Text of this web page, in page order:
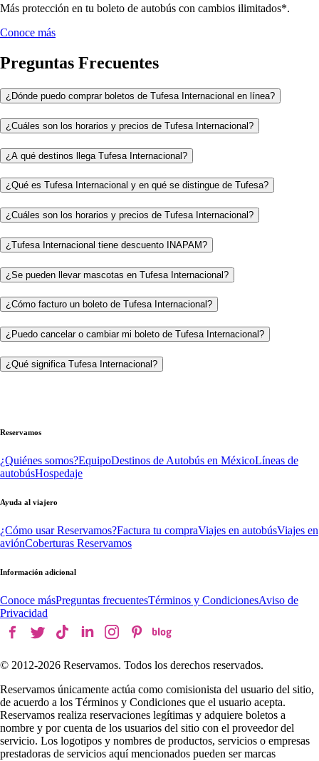
Más protección en tu boleto de autobús con cambios ilimitados*.
Conoce más
Preguntas Frecuentes
¿Dónde puedo comprar boletos de Tufesa Internacional en línea?
¿Cuáles son los horarios y precios de Tufesa Internacional?
¿A qué destinos llega Tufesa Internacional?
¿Qué es Tufesa Internacional y en qué se distingue de Tufesa?
¿Cuáles son los horarios y precios de Tufesa Internacional?
¿Tufesa Internacional tiene descuento INAPAM?
¿Se pueden llevar mascotas en Tufesa Internacional?
¿Cómo facturo un boleto de Tufesa Internacional?
¿Puedo cancelar o cambiar mi boleto de Tufesa Internacional?
¿Qué significa Tufesa Internacional?
Reservamos
¿Quiénes somos?EquipoDestinos de Autobús en MéxicoLíneas de
autobúsHospedaje
Ayuda al viajero
¿Cómo usar Reservamos?Factura tu compraViajes en autobúsViajes en
aviónCoberturas Reservamos
Información adicional
Conoce másPreguntas frecuentesTérminos y CondicionesAviso de
Privacidad
© 2012-2026 Reservamos. Todos los derechos reservados.
Reservamos únicamente actúa como comisionista del usuario del sitio,
de acuerdo a los Términos y Condiciones que el usuario acepta.
Reservamos realiza reservaciones legítimas y adquiere boletos a
nombre y por cuenta de los usuarios del sitio con el proveedor del
servicio. Los logotipos y nombres de productos, servicios o empresas
prestadoras de servicios aquí mencionados pueden ser marcas